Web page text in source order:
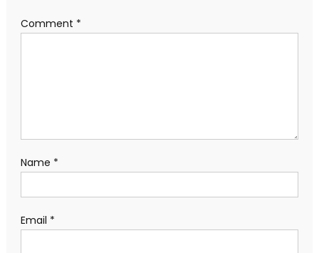
Comment *
Name *
Email *